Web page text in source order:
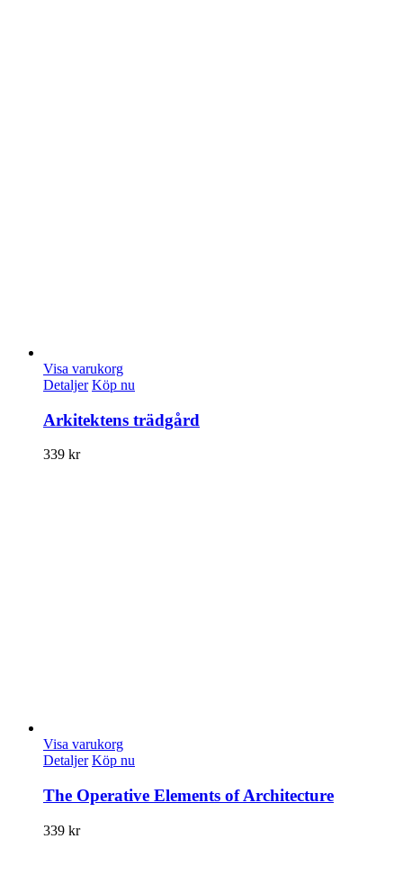
Visa varukorg
Detaljer Köp nu
Arkitektens trädgård
339 kr
Visa varukorg
Detaljer Köp nu
The Operative Elements of Architecture
339 kr